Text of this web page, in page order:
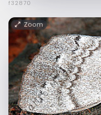
f32870
Zoom